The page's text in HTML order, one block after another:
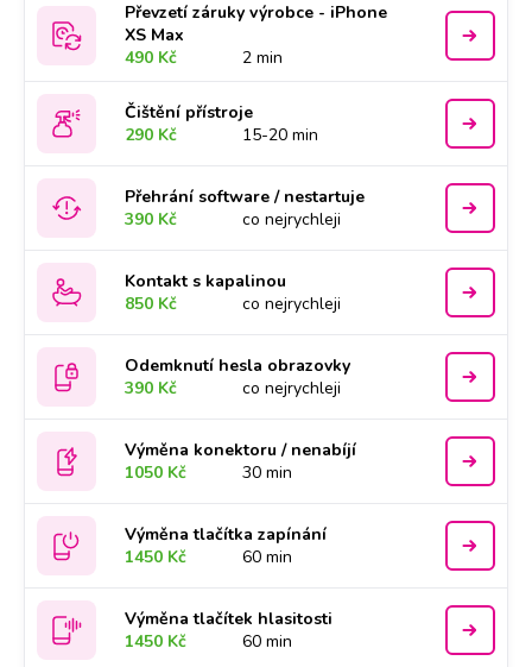
Převzetí záruky výrobce - iPhone
XS Max
490 Kč
2 min
Čištění přístroje
290 Kč
15-20 min
Přehrání software / nestartuje
390 Kč
co nejrychleji
Kontakt s kapalinou
850 Kč
co nejrychleji
Odemknutí hesla obrazovky
390 Kč
co nejrychleji
Výměna konektoru / nenabíjí
1050 Kč
30 min
Výměna tlačítka zapínání
1450 Kč
60 min
Výměna tlačítek hlasitosti
1450 Kč
60 min